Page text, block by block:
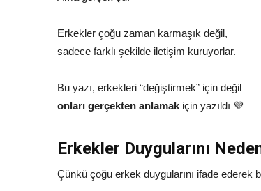
Erkekler çoğu zaman karmaşık değil,
sadece farklı şekilde iletişim kuruyorlar.
Bu yazı, erkekleri “değiştirmek” için değil
onları gerçekten anlamak için yazıldı 💜
Erkekler Duygularını
Çünkü çoğu erkek duygularını ifade ederek